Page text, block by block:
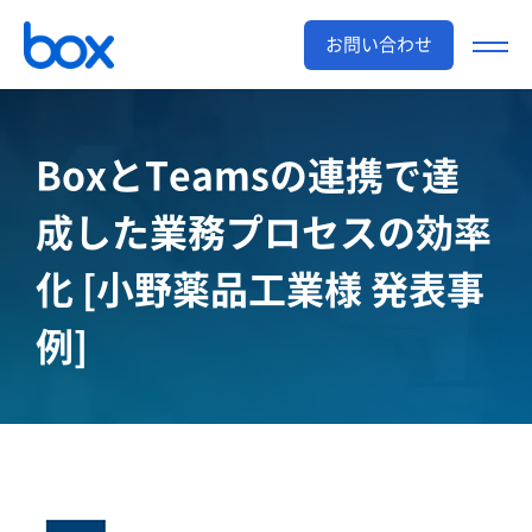
お問い合わせ
BoxとTeamsの連携で達
成した業務プロセスの効率
化 [小野薬品工業様 発表事
例]